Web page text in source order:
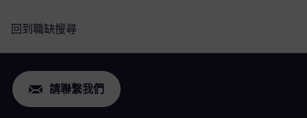
回到職缺搜尋
請聯繫我們